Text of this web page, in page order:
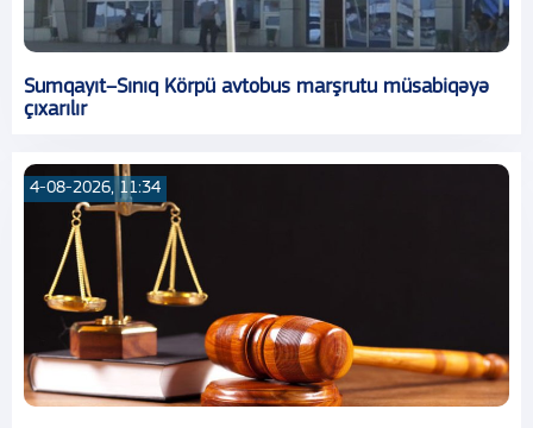
Sumqayıt–Sınıq Körpü avtobus marşrutu müsabiqəyə
çıxarılır
4-08-2026, 11:34